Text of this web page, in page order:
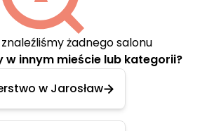
żadnego salonu
w innym mieście lub kategorii?
w Jarosław